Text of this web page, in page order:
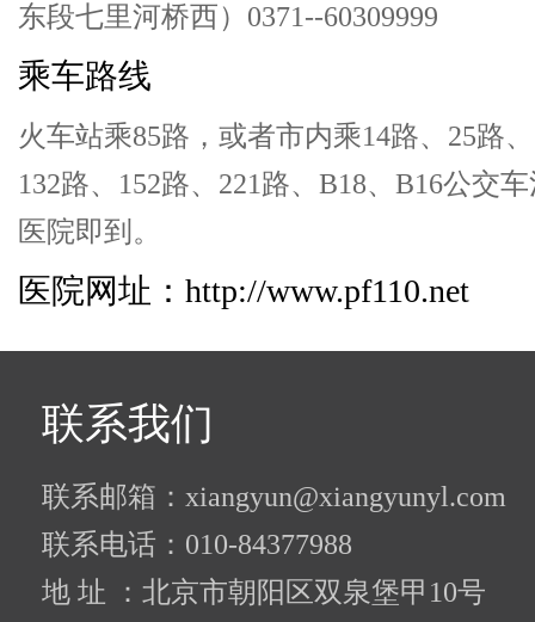
东段七里河桥西）0371--60309999
乘车路线
火车站乘85路，或者市内乘14路、25路
132路、152路、221路、B18、B16公交
医院即到。
医院网址：http://www.pf110.net
联系我们
联系邮箱：xiangyun@xiangyunyl.com
联系电话：010-84377988
地 址 ：北京市朝阳区双泉堡甲10号